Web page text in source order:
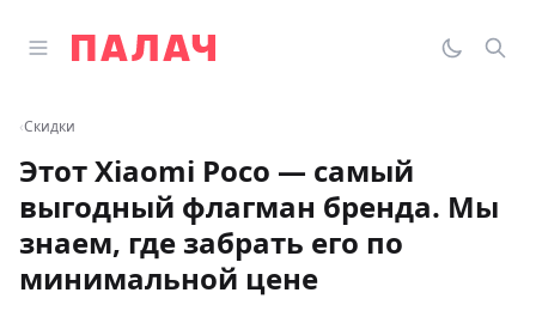
Открыть главное меню
Палач
‹Скидки
Этот Xiaomi Poco — самый
выгодный флагман бренда. Мы
знаем, где забрать его по
минимальной цене